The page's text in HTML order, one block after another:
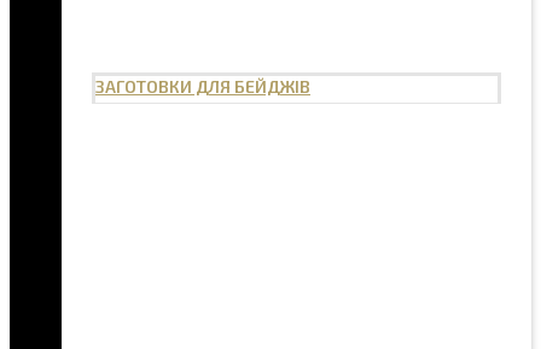
ЗАГОТОВКИ ДЛЯ БЕЙДЖІВ